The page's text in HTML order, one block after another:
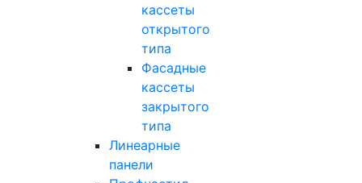
кассеты
открытого
типа
Фасадные
кассеты
закрытого
типа
Линеарные
панели